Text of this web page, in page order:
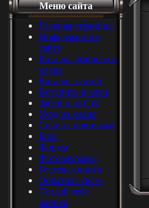
Меню сайта
Главная страница
Информация о
сайте
Каталог файлов от
клана
Каталог статей
Вступить в клан
Забей нам CW
Уход из клана
Советы новичкам
Блог
Форум
Фотоальбомы
Гостевая книга
Обратная связь
Создай себе
баннер